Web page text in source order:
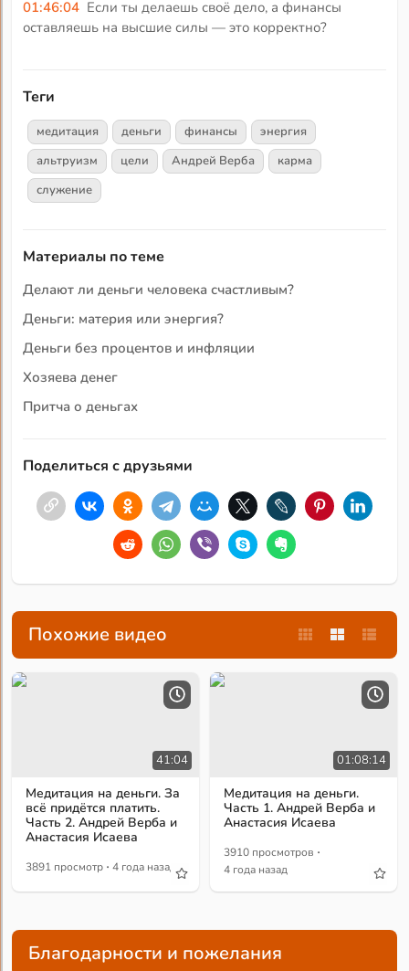
01:46:04 Если ты делаешь своё дело, а финансы
оставляешь на высшие силы — это корректно?
Теги
медитация деньги финансы
энергия
альтруизм
цели Андрей Верба
карма
служение
Материалы по теме
Делают ли деньги человека счастливым?
Деньги: материя или энергия?
Деньги без процентов и инфляции
Хозяева денег
Притча о деньгах
Поделиться с друзьями
Похожие видео
41:04
Медитация на деньги. За
всё придётся платить.
Часть 2. Андрей Верба и
Анастасия Исаева
3891 просмотр · 4 года назад
01:08:14
Медитация на деньги.
Часть 1. Андрей Верба и
Анастасия Исаева
3910 просмотров ·
4 года назад
Благодарности и пожелания